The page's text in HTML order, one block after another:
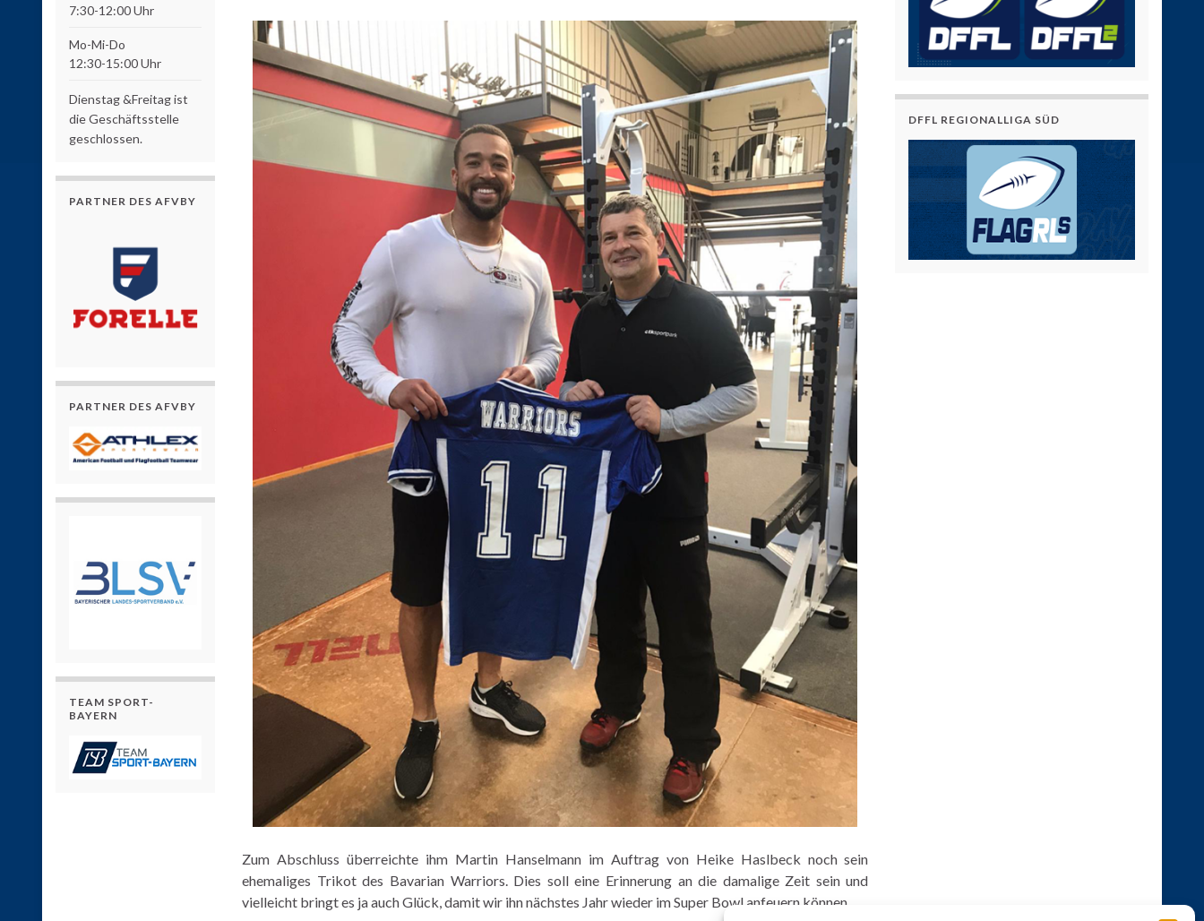
Zum Abschluss überreichte ihm Martin Hanselmann im Auftrag von Heike Haslbeck noch sein
ehemaliges Trikot des Bavarian Warriors. Dies soll eine Erinnerung an die damalige Zeit sein und
vielleicht bringt es ja auch Glück, damit wir ihn nächstes Jahr wieder im Super Bowl anfeuern können.
7:30-12:00 Uhr
Mo-Mi-Do
12:30-15:00 Uhr
Dienstag &Freitag ist
die Geschäftsstelle
geschlossen.
PARTNER DES AFVBY
PARTNER DES AFVBY
TEAM SPORT-
BAYERN
DFFL REGIONALLIGA SÜD